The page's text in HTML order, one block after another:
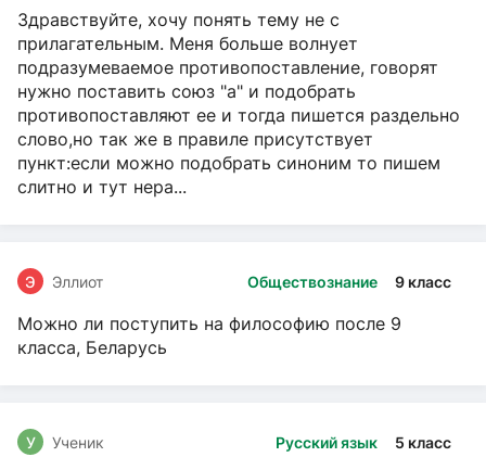
Здравствуйте, хочу понять тему не с
прилагательным. Меня больше волнует
подразумеваемое противопоставление, говорят
нужно поставить союз "а" и подобрать
противопоставляют ее и тогда пишется раздельно
слово,но так же в правиле присутствует
пункт:если можно подобрать синоним то пишем
слитно и тут нера...
Обществознание 9 класс
Э Эллиот
Можно ли поступить на философию после 9
класса, Беларусь
Русский язык 5 класс
У Ученик